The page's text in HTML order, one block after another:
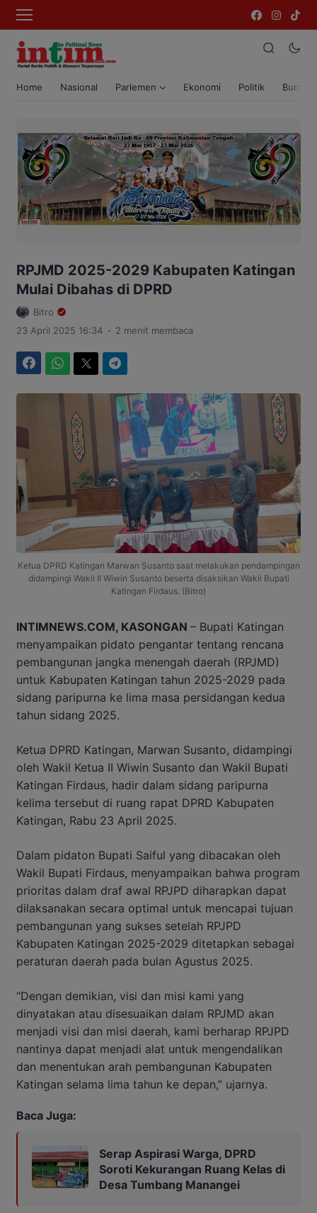
Home Nasional Parlemen Ekonomi Politik Bumi
RPJMD 2025-2029 Kabupaten Katingan
Mulai Dibahas di DPRD
Bitro
23 April 2025 16:34 . 2 menit membaca
Ketua DPRD Katingan Marwan Susanto saat melakukan pendampingan
didampingi Wakil II Wiwin Susanto beserta disaksikan Wakil Bupati
Katingan Firdaus. (Bitro)
INTIMNEWS.COM, KASONGAN – Bupati Katingan
menyampaikan pidato pengantar tentang rencana
pembangunan jangka menengah daerah (RPJMD)
untuk Kabupaten Katingan tahun 2025-2029 pada
sidang paripurna ke lima masa persidangan kedua
tahun sidang 2025.
Ketua DPRD Katingan, Marwan Susanto, didampingi
oleh Wakil Ketua II Wiwin Susanto dan Wakil Bupati
Katingan Firdaus, hadir dalam sidang paripurna
kelima tersebut di ruang rapat DPRD Kabupaten
Katingan, Rabu 23 April 2025.
Dalam pidaton Bupati Saiful yang dibacakan oleh
Wakil Bupati Firdaus, menyampaikan bahwa program
prioritas dalam draf awal RPJPD diharapkan dapat
dilaksanakan secara optimal untuk mencapai tujuan
pembangunan yang sukses setelah RPJPD
Kabupaten Katingan 2025-2029 ditetapkan sebagai
peraturan daerah pada bulan Agustus 2025.
“Dengan demikian, visi dan misi kami yang
dinyatakan atau disesuaikan dalam RPJMD akan
menjadi visi dan misi daerah, kami berharap RPJPD
nantinya dapat menjadi alat untuk mengendalikan
dan menentukan arah pembangunan Kabupaten
Katingan selama lima tahun ke depan,” ujarnya.
Baca Juga:
Serap Aspirasi Warga, DPRD
Soroti Kekurangan Ruang Kelas di
Desa Tumbang Manangei